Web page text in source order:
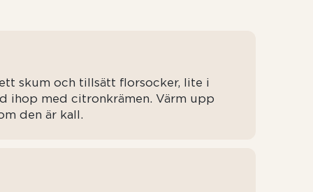
skum och tillsätt florsocker, lite i
ihop med citronkrämen. Värm upp
den är kall.